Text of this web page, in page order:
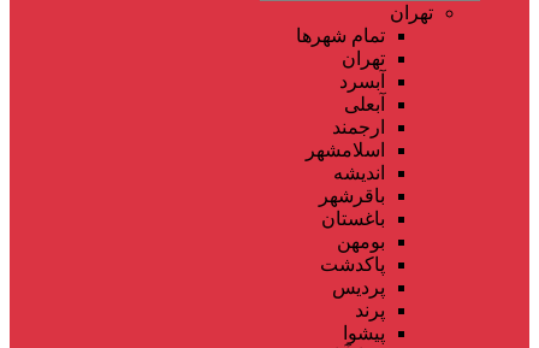
تهران
تمام شهر‌ها
تهران
آبسرد
آبعلی
ارجمند
اسلامشهر
اندیشه
باقرشهر
باغستان
بومهن
پاکدشت
پردیس
پرند
پیشوا